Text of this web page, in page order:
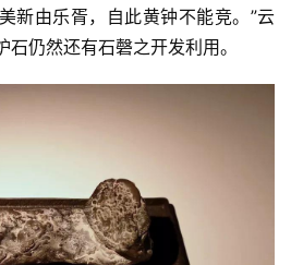
新由乐胥，自此黄钟不能竞。”云
仍然还有石磬之开发利用。